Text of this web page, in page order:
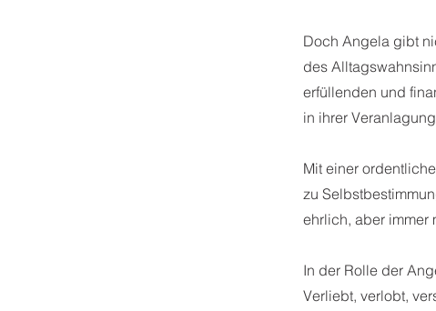
Doch Angela gibt
des
erfüllenden und
in ihrer
Mit einer
zu
ehrlich, aber immer
In der Rolle der
Verliebt, verlobt,